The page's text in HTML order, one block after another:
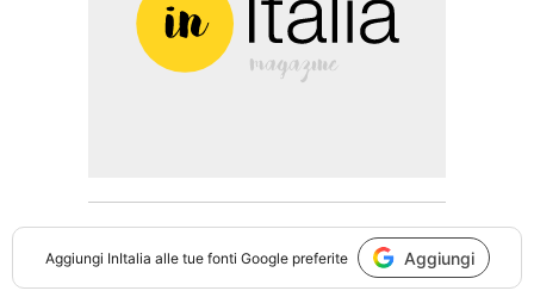
Aggiungi InItalia alle tue fonti Google preferite Aggiungi